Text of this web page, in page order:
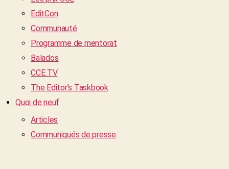
EditCon
Communauté
Programme de mentorat
Balados
CCE TV
The Editor’s Taskbook
Quoi de neuf
Articles
Communiqués de presse